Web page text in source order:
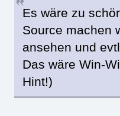
Es wäre zu
Source machen
ansehen und
Das wäre Win-
Hint!)